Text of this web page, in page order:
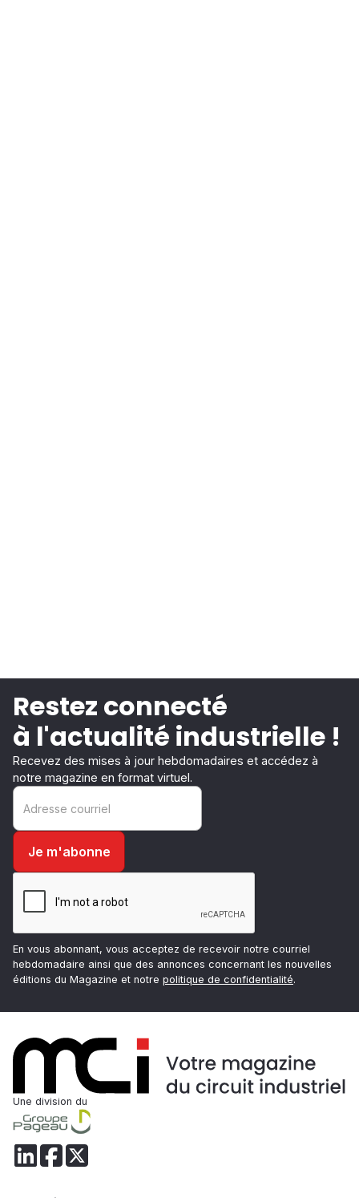
Restez connecté
à l'actualité industrielle !
Recevez des mises à jour hebdomadaires et accédez à
notre magazine en format virtuel.
En vous abonnant, vous acceptez de recevoir notre courriel
hebdomadaire ainsi que des annonces concernant les nouvelles
éditions du Magazine et notre politique de confidentialité.
Une division du